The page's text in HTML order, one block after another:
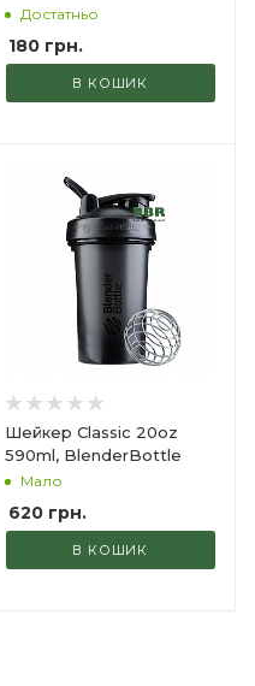
Достатньо
180грн.
В КОШИК
Шейкер Classic 20oz
590ml, BlenderBottle
Мало
620грн.
В КОШИК